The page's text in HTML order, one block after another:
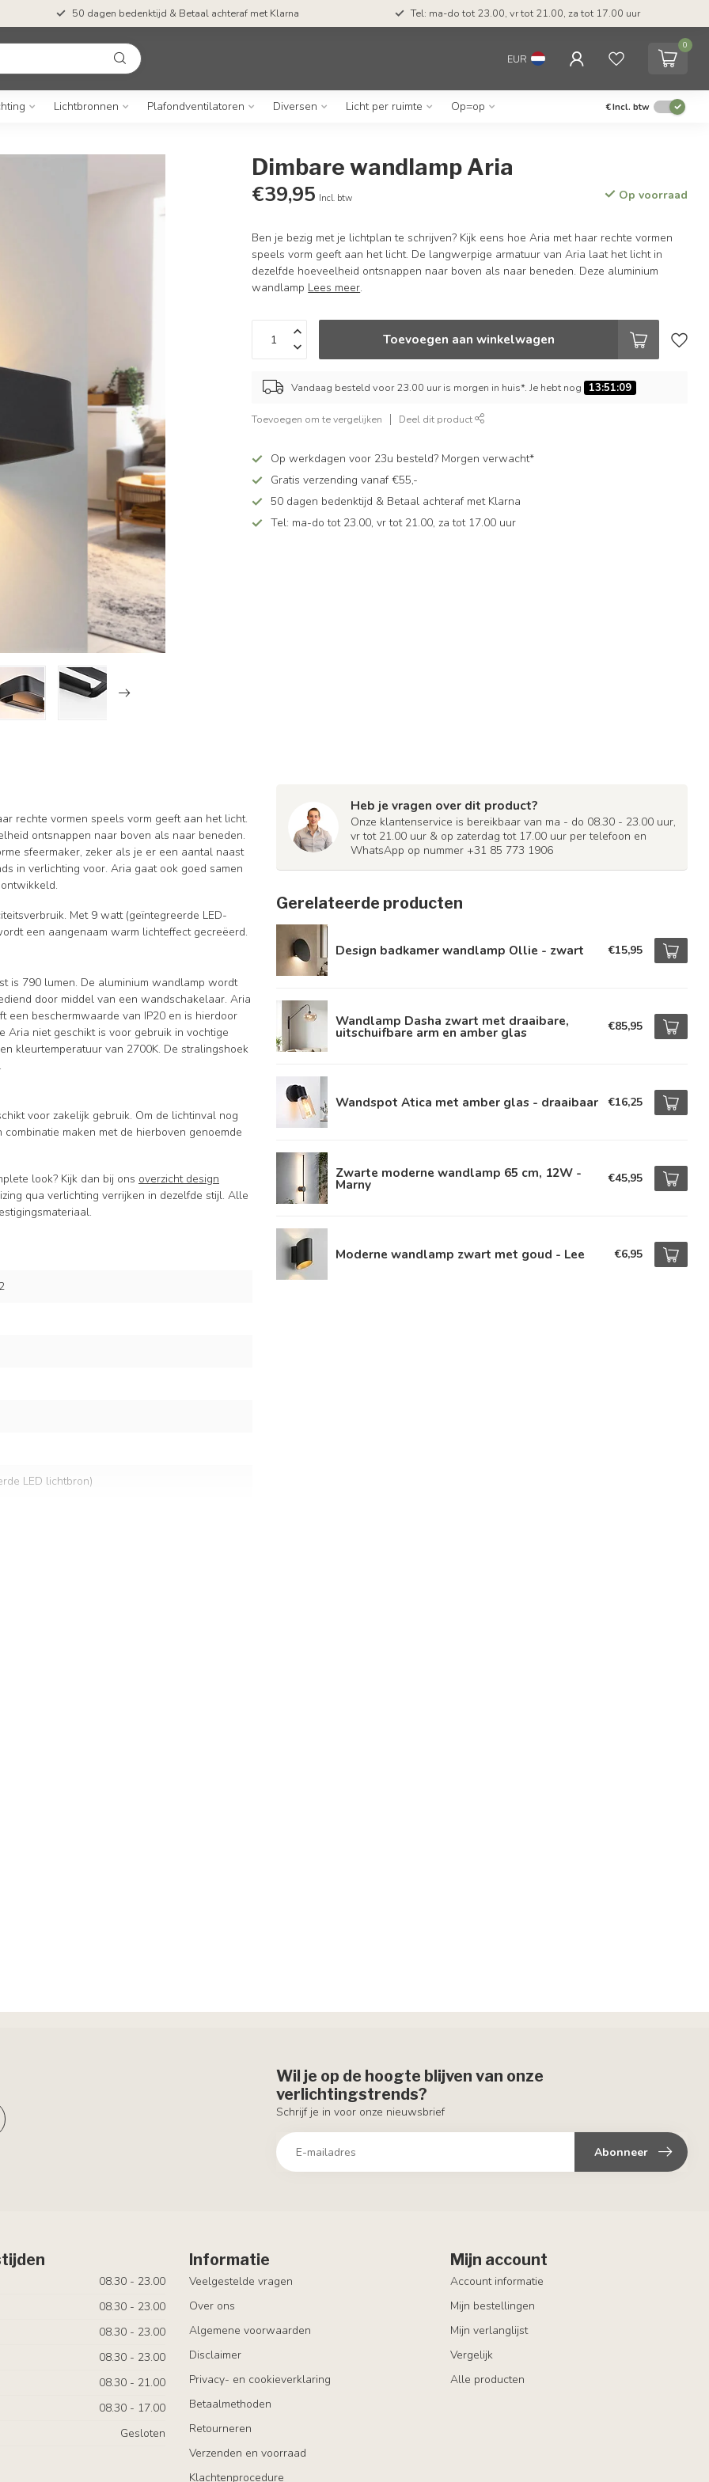
50 dagen bedenktijd & Betaal achteraf met Klarna Tel: ma-do tot 23.00, vr tot 21.00, za tot 17.00 uur
EUR
0
Lichtbronnen Plafondventilatoren Diversen Licht per ruimte Op=op €Incl. btw
Dimbare wandlamp Aria
€39,95 Incl. btw Op voorraad
Ben je bezig met je lichtplan te schrijven? Kijk eens hoe Aria met haar rechte vormen
speels vorm geeft aan het licht. De langwerpige armatuur van Aria laat het licht in
dezelfde hoeveelheid ontsnappen naar boven als naar beneden. Deze aluminium
wandlamp Lees meer.
Toevoegen aan winkelwagen
Vandaag besteld voor 23.00 uur is morgen in huis*. Je hebt nog 13:51:08
Toevoegen om te vergelijken Deel dit product
Op werkdagen voor 23u besteld? Morgen verwacht*
Gratis verzending vanaf €55,-
50 dagen bedenktijd & Betaal achteraf met Klarna
Tel: ma-do tot 23.00, vr tot 21.00, za tot 17.00 uur
rechte vormen speels vorm geeft aan het licht.
ontsnappen naar boven als naar beneden.
sfeermaker, zeker als je er een aantal naast
in verlichting voor. Aria gaat ook goed samen
Met 9 watt (geïntegreerde LED-
een aangenaam warm lichteffect gecreëerd.
is 790 lumen. De aluminium wandlamp wordt
door middel van een wandschakelaar. Aria
een beschermwaarde van IP20 en is hierdoor
Aria niet geschikt is voor gebruik in vochtige
kleurtemperatuur van 2700K. De stralingshoek
.
voor zakelijk gebruik. Om de lichtinval nog
maken met de hierboven genoemde
look? Kijk dan bij ons overzicht design
qua verlichting verrijken in dezelfde stijl. Alle
LED lichtbron)
Heb je vragen over dit product?
Onze klantenservice is bereikbaar van ma - do 08.30 - 23.00 uur,
vr tot 21.00 uur & op zaterdag tot 17.00 uur per telefoon en
WhatsApp op nummer +31 85 773 1906
Gerelateerde producten
Design badkamer wandlamp Ollie - zwart €15,95
Wandlamp Dasha zwart met draaibare,
uitschuifbare arm en amber glas €85,95
Wandspot Atica met amber glas - draaibaar €16,25
Zwarte moderne wandlamp 65 cm, 12W -
Marny €45,95
Moderne wandlamp zwart met goud - Lee €6,95
Wil je op de hoogte blijven van onze
verlichtingstrends?
Schrijf je in voor onze nieuwsbrief
Abonneer
08.30 - 23.00
08.30 - 23.00
08.30 - 23.00
08.30 - 23.00
08.30 - 21.00
08.30 - 17.00
Gesloten
Informatie
Veelgestelde vragen
Over ons
Algemene voorwaarden
Disclaimer
Privacy- en cookieverklaring
Betaalmethoden
Retourneren
Verzenden en voorraad
Klachtenprocedure
Mijn account
Account informatie
Mijn bestellingen
Mijn verlanglijst
Vergelijk
Alle producten